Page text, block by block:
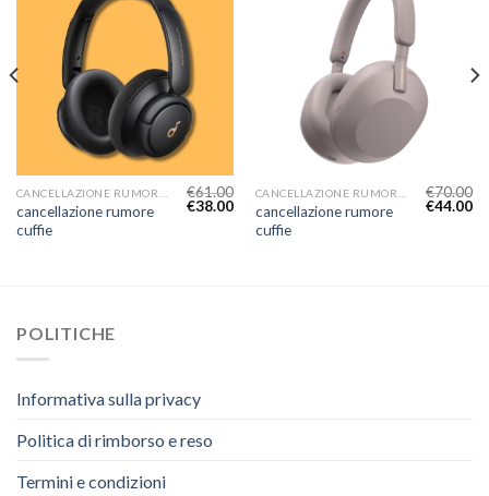
cancellazione rumore
cuffie
€61.00
€38.00
cancellazione rumore
cuffie
€70.00
€44.00
POLITICHE
Informativa sulla privacy
Politica di rimborso e reso
Termini e condizioni